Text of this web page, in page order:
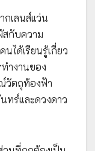
กเลนส์แว่น
สกับความ
นได้เรียนรู้เกี่ยว
ำงานของ
วัตถุท้องฟ้า
ทร์และดวงดาว